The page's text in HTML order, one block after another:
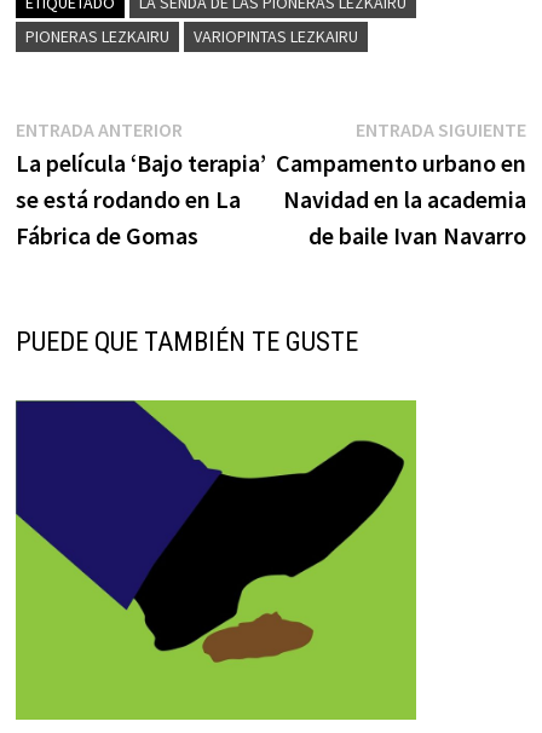
PIONERAS LEZKAIRU
VARIOPINTAS LEZKAIRU
Navegación
de
entradas
ENTRADA ANTERIOREntrada
anterior:
La película ‘Bajo terapia’
se está rodando en La
Fábrica de Gomas
ENTRADA SIGUIENTE
Campamento urbano en
Navidad en la academia
de baile Ivan Navarro
PUEDE QUE TAMBIÉN TE GUSTE